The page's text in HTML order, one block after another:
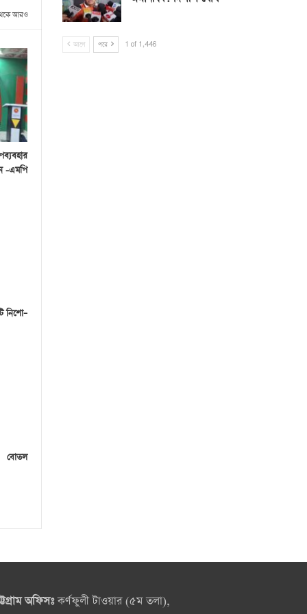
আরও
-এমপি
নিশো–
বোতল
আগে পরে 1 of 1,446
অফিসঃকর্ণফুলী টাওয়ার (৫ম তলা),